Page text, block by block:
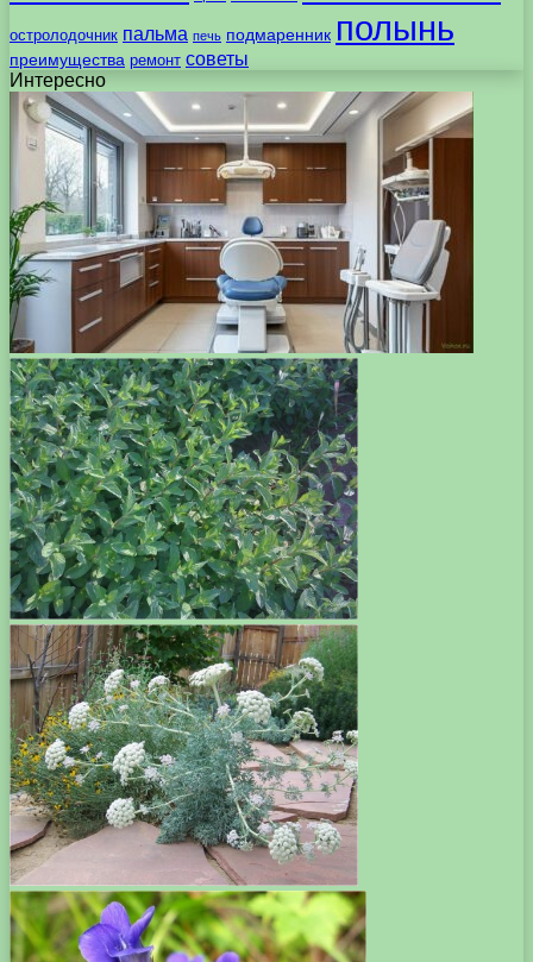
остролодочник пальма печь подмаренник полынь
преимущества ремонт советы
Интересно